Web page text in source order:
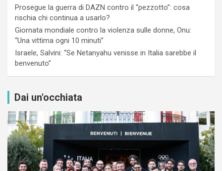
Prosegue la guerra di DAZN contro il “pezzotto”: cosa
rischia chi continua a usarlo?
Giornata mondiale contro la violenza sulle donne, Onu:
“Una vittima ogni 10 minuti”
Israele, Salvini: “Se Netanyahu venisse in Italia sarebbe il
benvenuto”
Dai un'occhiata